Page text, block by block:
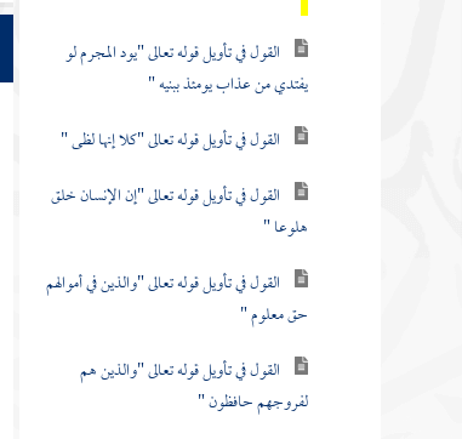
القول في تأويل قوله تعالى "يود المجرم لو
يفتدي من عذاب يومئذ ببنيه "
القول في تأويل قوله تعالى "كلا إنها لظى "
القول في تأويل قوله تعالى "إن الإنسان خلق
هلوعا "
القول في تأويل قوله تعالى "والذين في أموالهم
حق معلوم "
القول في تأويل قوله تعالى "والذين هم
لفروجهم حافظون "